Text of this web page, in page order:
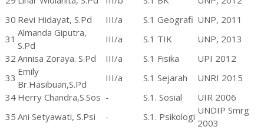
30 Revi Hidayat, S.Pd III/a S.1 Geografi UNP, 2011
31
Almanda Giputra,
S.Pd
III/a S.1 TIK
UNP, 2013
32 Annisa Zoraya. S.Pd III/a S.1 Fisika
UPI 2012
33
Emily
Br.Hasibuan,S.Pd
III/a S.1 Sejarah
UNRI 2015
34 Herry Chandra,S.Sos - S.1. Sosial
UIR 2006
35 Ani Setyawati, S.Psi - S.1. Psikologi
UNDIP Smrg
2003